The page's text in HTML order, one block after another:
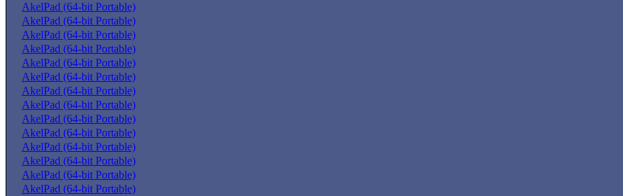
AkelPad (64-bit Portable)
AkelPad (64-bit Portable)
AkelPad (64-bit Portable)
AkelPad (64-bit Portable)
AkelPad (64-bit Portable)
AkelPad (64-bit Portable)
AkelPad (64-bit Portable)
AkelPad (64-bit Portable)
AkelPad (64-bit Portable)
AkelPad (64-bit Portable)
AkelPad (64-bit Portable)
AkelPad (64-bit Portable)
AkelPad (64-bit Portable)
AkelPad (64-bit Portable)